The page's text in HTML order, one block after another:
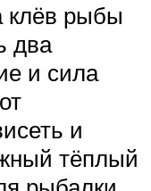
клёв рыбы
два
и сила
и
тёплый